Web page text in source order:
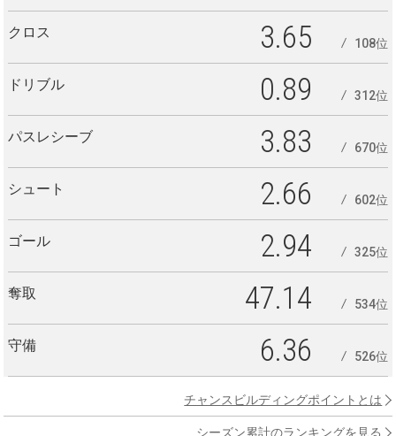
クロス 3.65 108位
ドリブル 0.89 312位
パスレシーブ 3.83 670位
シュート 2.66 602位
ゴール 2.94 325位
奪取 47.14 534位
守備 6.36 526位
チャンスビルディングポイントとは
シーズン累計のランキングを見る